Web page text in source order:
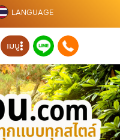
LANGUAGE
เมนู